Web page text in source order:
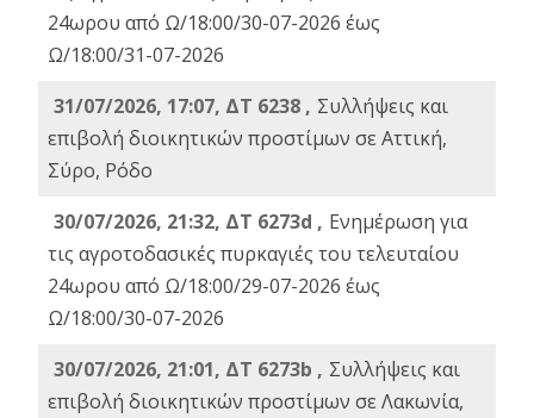
24ωρου από Ω/18:00/30-07-2026 έως
Ω/18:00/31-07-2026
31/07/2026, 17:07, ΔΤ 6238 , Συλλήψεις και
επιβολή διοικητικών προστίμων σε Αττική,
Σύρο, Ρόδο
30/07/2026, 21:32, ΔΤ 6273d , Ενημέρωση για
τις αγροτοδασικές πυρκαγιές του τελευταίου
24ωρου από Ω/18:00/29-07-2026 έως
Ω/18:00/30-07-2026
30/07/2026, 21:01, ΔΤ 6273b , Συλλήψεις και
επιβολή διοικητικών προστίμων σε Λακωνία,